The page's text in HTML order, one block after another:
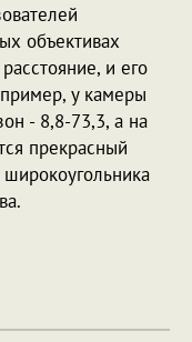
объективах
и его
у камеры
- 8,8-73,3, а на
прекрасный